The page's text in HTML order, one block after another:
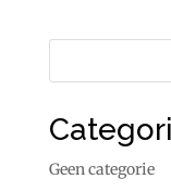
Geen categorie